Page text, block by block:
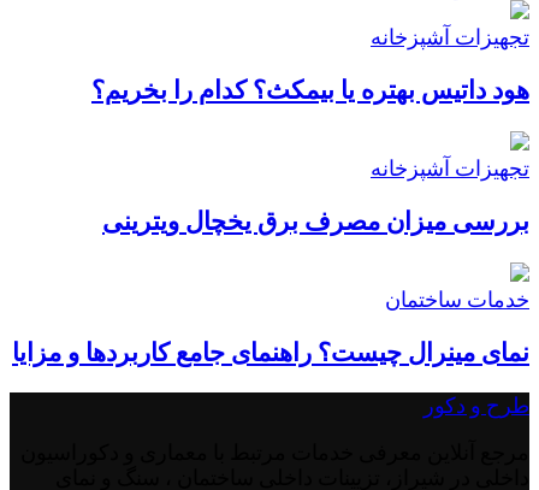
تجهیزات آشپزخانه
هود داتیس بهتره یا بیمکث؟ کدام را بخریم؟
تجهیزات آشپزخانه
بررسی میزان مصرف برق یخچال ویترینی
خدمات ساختمان
نمای مینرال چیست؟ راهنمای جامع کاربردها و مزایا
طرح و دکور